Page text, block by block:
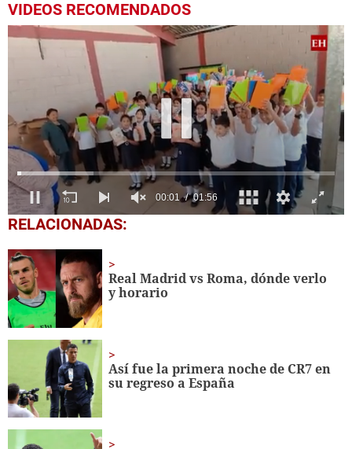
VIDEOS RECOMENDADOS
0
seconds
1
minute,
56
seconds
RELACIONADAS:
Real Madrid vs Roma, dónde verlo
y horario
Así fue la primera noche de CR7 en
su regreso a España